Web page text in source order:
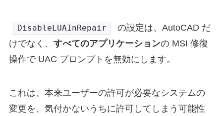
DisableLUAInRepair
の設定は、AutoCAD だ
けでなく、 すべてのアプリケーションの MSI 修復
操作で UAC プロンプトを無効にします。
これは、本来ユーザーの許可が必要なシステムの
変更を、気付かないうちに許可してしまう可能性